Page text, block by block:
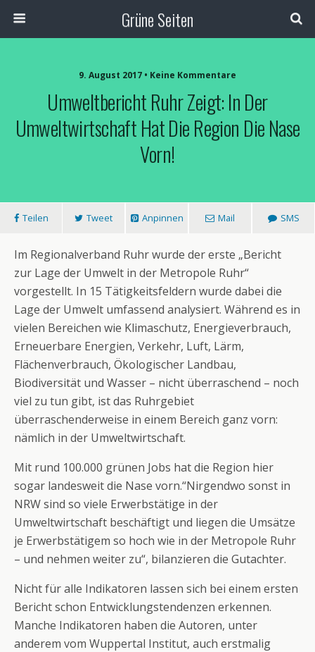
Grüne Seiten
9. August 2017 • Keine Kommentare
Umweltbericht Ruhr Zeigt: In Der
Umweltwirtschaft Hat Die Region Die Nase
Vorn!
Teilen Tweet Anpinnen Mail SMS
Im Regionalverband Ruhr wurde der erste „Bericht
zur Lage der Umwelt in der Metropole Ruhr“
vorgestellt. In 15 Tätigkeitsfeldern wurde dabei die
Lage der Umwelt umfassend analysiert. Während es in
vielen Bereichen wie Klimaschutz, Energieverbrauch,
Erneuerbare Energien, Verkehr, Luft, Lärm,
Flächenverbrauch, Ökologischer Landbau,
Biodiversität und Wasser – nicht überraschend – noch
viel zu tun gibt, ist das Ruhrgebiet
überraschenderweise in einem Bereich ganz vorn:
nämlich in der Umweltwirtschaft.
Mit rund 100.000 grünen Jobs hat die Region hier
sogar landesweit die Nase vorn.“Nirgendwo sonst in
NRW sind so viele Erwerbstätige in der
Umweltwirtschaft beschäftigt und liegen die Umsätze
je Erwerbstätigem so hoch wie in der Metropole Ruhr
– und nehmen weiter zu“, bilanzieren die Gutachter.
Nicht für alle Indikatoren lassen sich bei einem ersten
Bericht schon Entwicklungstendenzen erkennen.
Manche Indikatoren haben die Autoren, unter
anderem vom Wuppertal Institut, auch erstmalig